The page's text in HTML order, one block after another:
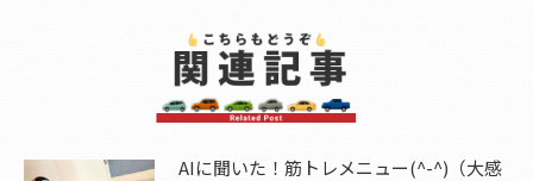
AIに聞いた！筋トレメニュー(^-^)（大感